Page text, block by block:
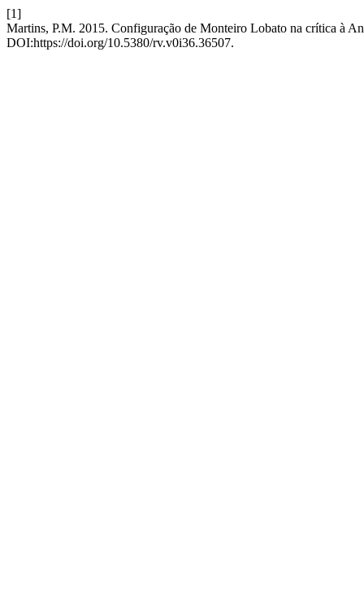
[1]
Martins, P.M. 2015. Configuração de Monteiro Lobato na crítica à
DOI:https://doi.org/10.5380/rv.v0i36.36507.